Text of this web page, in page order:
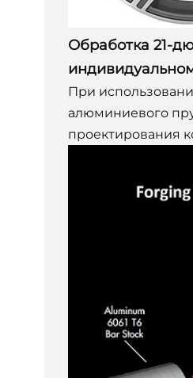
Обработка 21-
При
алюминиевого
проектирования